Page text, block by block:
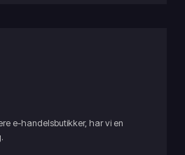
e-handelsbutikker, har vi en